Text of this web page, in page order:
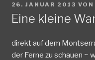
VERÖFFENTLICHT
AM
26. JANUAR 2013 VON
Eine kleine
direkt auf dem
der Ferne zu schauen ~